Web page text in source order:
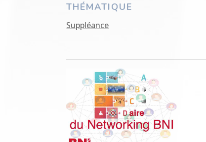
THÉMATIQUE
Suppléance